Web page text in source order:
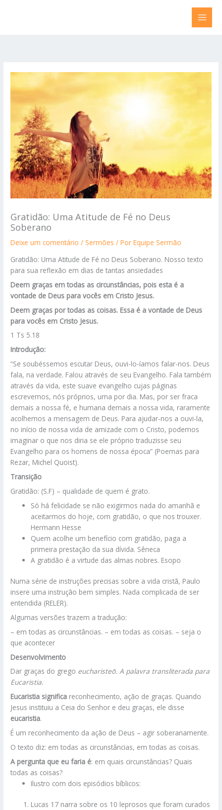
Gratidão: Uma Atitude de Fé no Deus
Soberano
Deixe um comentário /Sermões / PorEquipe Sermão
Gratidão: Uma Atitude de Fé no Deus Soberano. Nosso texto
para sua reflexão em dias de tantas ansiedades
Deem graças em todas as circunstâncias, pois esta é a
vontade de Deus para vocês em Cristo Jesus.
Deem graças por todas as coisas. Essa é a vontade de Deus
para vocês em Cristo Jesus.
1 Ts 5.18
Introdução:
“Se soubéssemos escutar Deus, ouvi-lo-íamos falar-nos. Deus
fala, na verdade. Falou através de seu Evangelho. Fala também
através da vida, este suave evangelho cujas páginas
escrevemos, nós próprios, uma por dia. Mas, por ser fraca
demais a nossa fé, e humana demais a nossa vida, raramente
acolhemos a mensagem de Deus. Para ajudar-nos a ouvi-la,
no início de nossa vida de amizade com o Cristo, podemos
imaginar o que nos diria se ele próprio traduzisse seu
Evangelho para os homens de nossa época” (Poemas para
Rezar, Michel Quoist).
Transição
Gratidão: (S.F) – qualidade de quem é grato.
Só há felicidade se não exigirmos nada do amanhã e
aceitarmos do hoje, com gratidão, o que nos trouxer.
Hermann Hesse
Quem acolhe um benefício com gratidão, paga a
primeira prestação da sua dívida. Sêneca
A gratidão é a virtude das almas nobres. Esopo
Numa série de instruções precisas sobre a vida cristã, Paulo
insere uma instrução bem simples. Nada complicada de ser
entendida (RELER).
Algumas versões trazem a tradução:
– em todas as circunstâncias. – em todas as coisas. – seja o
que acontecer
Desenvolvimento
Dar graças do grego eucharisteō. A palavra transliterada para
Eucaristia.
Eucaristia significa reconhecimento, ação de graças. Quando
Jesus instituiu a Ceia do Senhor e deu graças, ele disse
eucaristia.
É um reconhecimento da ação de Deus – agir soberanamente.
O texto diz: em todas as circunstâncias, em todas as coisas.
A pergunta que eu faria é: em quais circunstâncias? Quais
todas as coisas?
Ilustro com dois episódios bíblicos:
Lucas 17 narra sobre os 10 leprosos que foram curados